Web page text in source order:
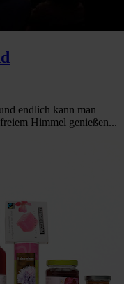
endlich kann man
Himmel genießen...